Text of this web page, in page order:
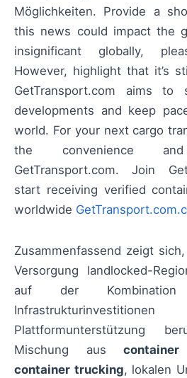
Möglichkeiten. Provide a
this news could impact the
insignificant globally,
However, highlight that it’s
GetTransport.com aims
developments and keep
world. For your next cargo
the convenience
GetTransport.com. Join
start receiving verified
worldwide
Zusammenfassend zeigt
Versorgung landlocked-
auf der
Plattformunterstützung
Mischung aus
container trucking, lokalen